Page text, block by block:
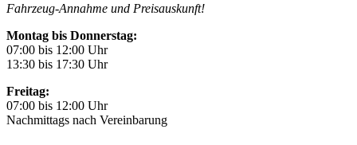
Fahrzeug-Annahme und Preisauskunft!
Montag bis Donnerstag:
07:00 bis 12:00 Uhr
13:30 bis 17:30 Uhr
Freitag:
07:00 bis 12:00 Uhr
Nachmittags nach Vereinbarung